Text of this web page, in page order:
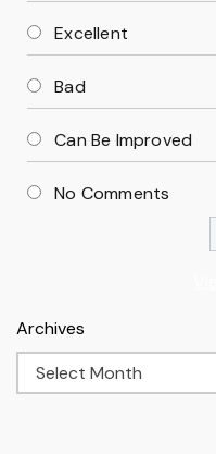
Excellent
Bad
Can Be Improved
No Comments
Archives